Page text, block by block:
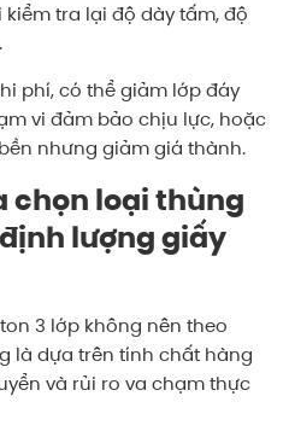
tra lại độ dày tấm, độ
phí, có thể giảm lớp đáy
vi đảm bảo chịu lực, hoặc
nhưng giảm giá thành.
chọn loại thùng
lượng giấy
3 lớp không nên theo
là dựa trên tính chất hàng
và rủi ro va chạm thực